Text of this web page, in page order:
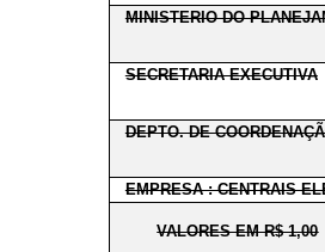
MINISTERIO DO
SECRETARIA EXECUTIVA
DEPTO. DE
EMPRESA : CENTRAIS
VALORES EM R$ 1,00